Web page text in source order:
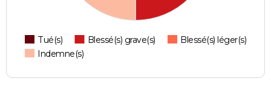
Tué(s) Blessé(s) grave(s)
Blessé(s) léger(s)
Indemne(s)